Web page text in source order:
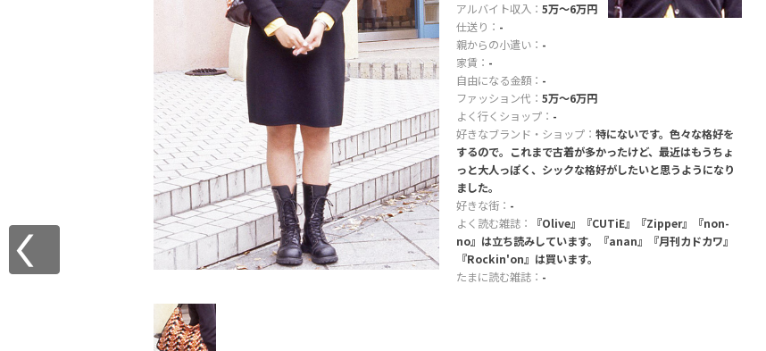
アルバイト収入： 5万〜6万円
仕送り： -
親からの小遣い： -
家賃： -
自由になる金額： -
ファッション代： 5万〜6万円
よく行くショップ： -
好きなブランド・ショップ： 特にないです。色々な格好を
するので。これまで古着が多かったけど、最近はもうちょ
っと大人っぽく、シックな格好がしたいと思うようになり
ました。
好きな街： -
よく読む雑誌：
『Olive』『CUTiE』『Zipper』『non-
no』は立ち読みしています。『anan』『月刊カドカワ』
『Rockin'on』は買います。
たまに読む雑誌： -